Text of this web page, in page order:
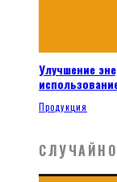
Улучшение
Продукция